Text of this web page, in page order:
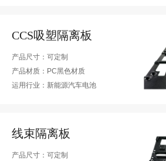
CCS吸塑隔离板
产品尺寸：可定制
产品材质：PC黑色材质
运用行业：新能源汽车电池
线束隔离板
产品尺寸：可定制